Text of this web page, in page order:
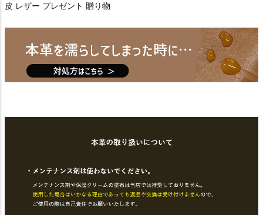
皮 レザー プレゼント 贈り物